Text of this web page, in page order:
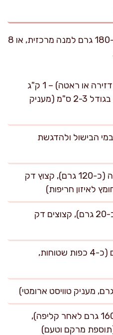
המתכון מניב 6 מנות בגודל כ-180 גרם למנה מרכזית, או 8
תפוחי אדמה (רצוי מסוג דזירה או ראטה) – 1 ק"ג
קלופים וחתוכים לקוביות בגודל 2-3 ס"מ (מעניק
במי הבישול ולהדגשת
בצל סגול בינוני – 1 יחידה (כ-120 גרם), קצוץ דק
לאיזון חריפות)
בצל ירוק – 2 גבעולים (כ-20 גרם), קצוצים דק
מאיונז איכותי – 100 גרם (כ-4 כפות שטוחות,
ביצה קשה – 2 יחידות (160 גרם לאחר קליפה),
מרקם וטעם)